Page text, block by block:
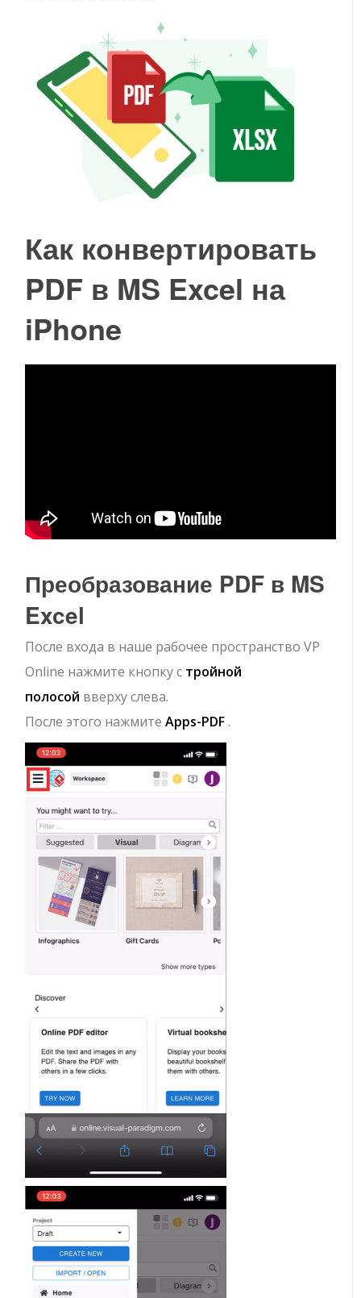
Как конвертировать
PDF в MS Excel на
iPhone
Преобразование PDF в MS
Excel
После входа в наше рабочее пространство VP
Online нажмите кнопку с тройной
полосой вверху слева.
После этого нажмитеApps-PDF.